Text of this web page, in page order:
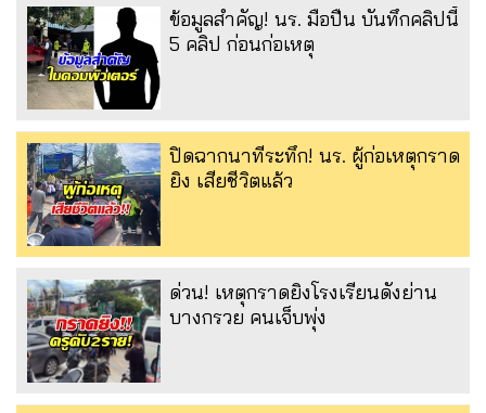
ข้อมูลสำคัญ! นร. มือปืน บันทึกคลิปนี้
5 คลิป ก่อนก่อเหตุ
ปิดฉากนาทีระทึก! นร. ผู้ก่อเหตุกราด
ยิง เสียชีวิตแล้ว
ด่วน! เหตุกราดยิงโรงเรียนดังย่าน
บางกรวย คนเจ็บพุ่ง